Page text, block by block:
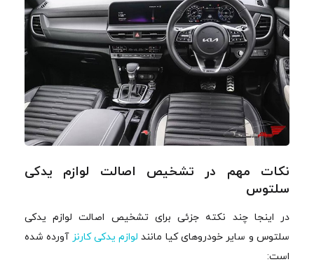
نکات مهم در تشخیص اصالت لوازم یدکی
سلتوس
در اینجا چند نکته جزئی برای تشخیص اصالت لوازم یدکی
سلتوس و سایر خودروهای کیا مانند لوازم یدکی کارنز آورده شده
است: